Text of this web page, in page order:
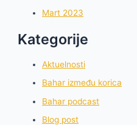
Mart 2023
Kategorije
Aktuelnosti
Bahar između korica
Bahar podcast
Blog post